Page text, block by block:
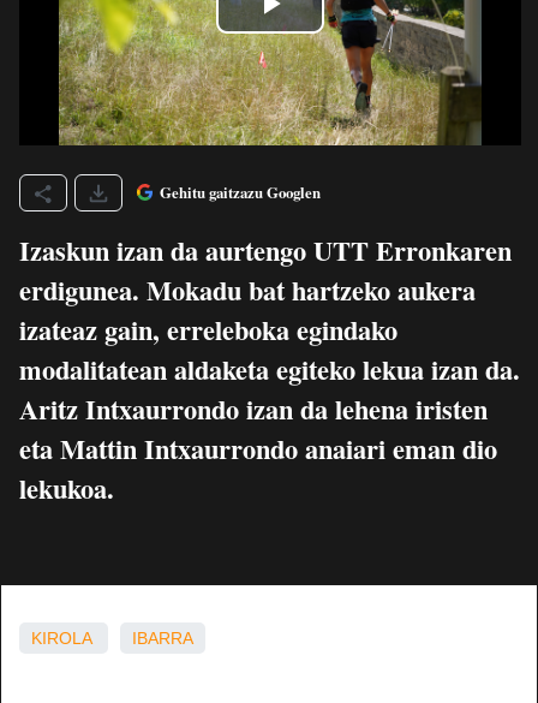
Gehitu gaitzazu Googlen
Izaskun izan da aurtengo UTT Erronkaren
erdigunea. Mokadu bat hartzeko aukera
izateaz gain, erreleboka egindako
modalitatean aldaketa egiteko lekua izan da.
Aritz Intxaurrondo izan da lehena iristen
eta Mattin Intxaurrondo anaiari eman dio
lekukoa.
KIROLA IBARRA